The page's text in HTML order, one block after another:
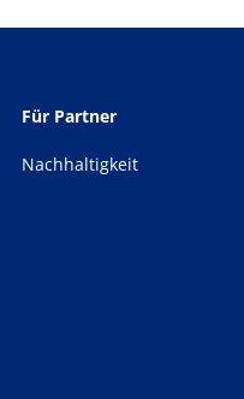
Für Partner
Nachhaltigkeit